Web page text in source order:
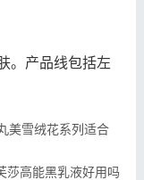
。产品线包括左
美雪绒花系列适合
莎高能黑乳液好用吗